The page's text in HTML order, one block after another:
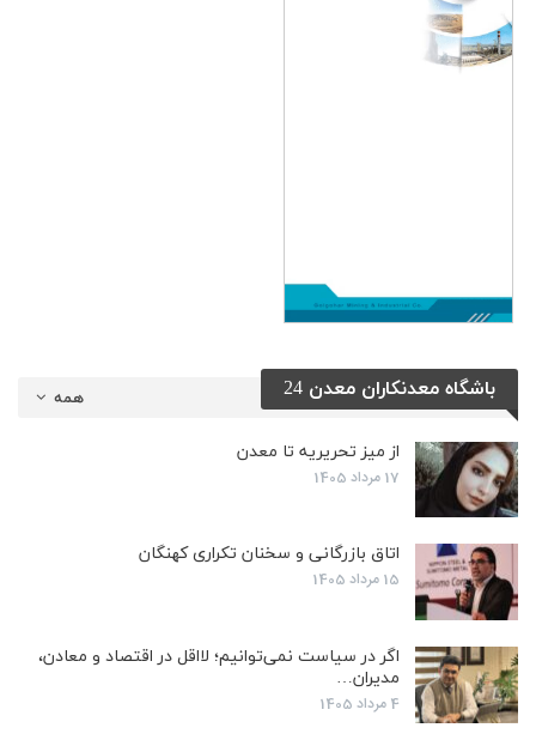
همه باشگاه معدنکاران معدن 24
از میز تحریریه تا معدن
17 مرداد 1405
اتاق بازرگانی و سخنان تکراری کهنگان
15 مرداد 1405
اگر در سیاست نمی‌توانیم؛ لااقل در اقتصاد و معادن،
مدیران…
4 مرداد 1405